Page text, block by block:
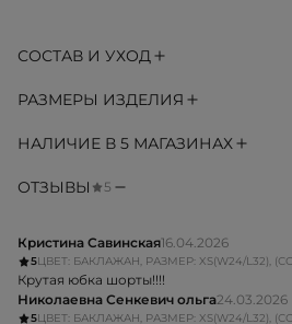
СОСТАВ И УХОД
РАЗМЕРЫ ИЗДЕЛИЯ
НАЛИЧИЕ В 5 МАГАЗИНАХ
ОТЗЫВЫ 5
Кристина Савинская16.04.2026
5ЦВЕТ: БАКЛАЖАН, РАЗМЕР: XS(W24/L32),
Крутая юбка шорты!!!!
Николаевна Сенкевич ольга24.03.2026
5ЦВЕТ: БАКЛАЖАН, РАЗМЕР: XS(W24/L32),